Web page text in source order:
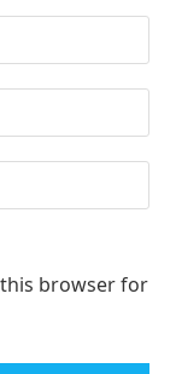
this browser for